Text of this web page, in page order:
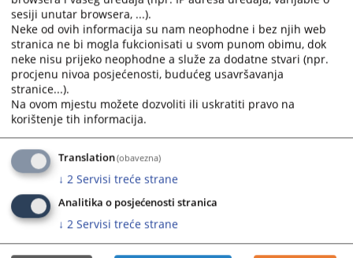
Zahtjevi za medijska obraćanja
Slike
sesiji unutar browsera, ...).
Neke od ovih informacija su nam neophodne i bez njih web
stranica ne bi mogla fukcionisati u svom punom obimu, dok
neke nisu prijeko neophodne a služe za dodatne stvari (npr.
procjenu nivoa posjećenosti, budućeg usavršavanja
stranice...).
Na ovom mjestu možete dozvoliti ili uskratiti pravo na
korištenje tih informacija.
Translation(obavezna)
↓ 2 Servisi treće strane
Analitika o posjećenosti stranica
↓ 2 Servisi treće strane